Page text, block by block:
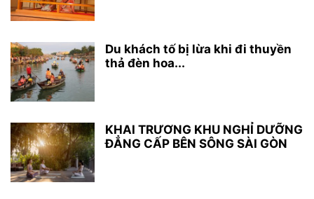
Du khách tố bị lừa khi đi thuyền
thả đèn hoa...
KHAI TRƯƠNG KHU NGHỈ DƯỠNG
ĐẲNG CẤP BÊN SÔNG SÀI GÒN